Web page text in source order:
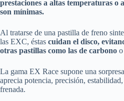
prestaciones a altas temperaturas o
son mínimas.
Al tratarse de una pastilla de freno
las EXC, éstas cuidan el disco,
otras pastillas como las de carbono
La gama EX Race supone una
aprecia potencia, precisión,
frenada.